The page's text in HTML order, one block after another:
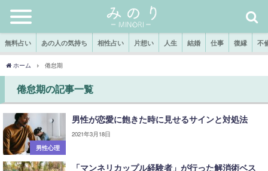
無料占い あの人の気持ち 相性占い 片想い 人生 結婚 仕事 復縁 不
ホーム 倦怠期
倦怠期の記事一覧
男性心理
男性が恋愛に飽きた時に見せるサインと対処法
2021年3月18日
「マンネリカップル経験者」が行った解消術ベス